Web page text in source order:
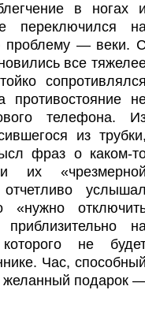
в ногах
переключился
проблему — веки.
все
телефона.
из
фраз о каком-
их
приблизительно
не
Час,
желанный подарок